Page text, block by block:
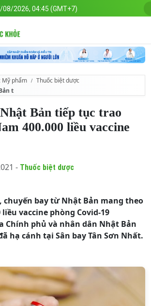
2026, 04:45 (GMT+7)
Mỹ phẩm
Thuốc biệt dược
tiếp tục trao tặng Việt Nam 400.000 liều vaccine
Bản tiếp tục trao
400.000 liều vaccine
- Thuốc biệt dược
chuyến bay từ Nhật Bản mang theo
liều vaccine phòng Covid-19
Chính phủ và nhân dân Nhật Bản
hạ cánh tại Sân bay Tân Sơn Nhất.